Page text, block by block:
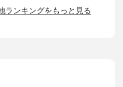
ランキングをもっと見る